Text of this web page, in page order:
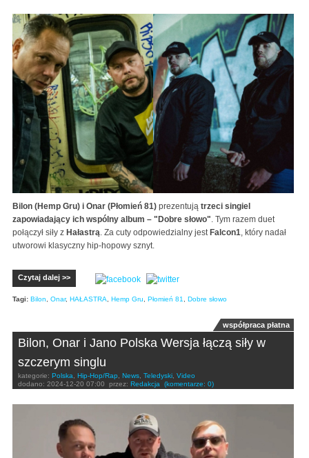
Bilon (Hemp Gru) i Onar (Płomień 81) prezentują trzeci singiel
zapowiadający ich wspólny album – "Dobre słowo" . Tym razem duet
połączył siły z Hałastrą . Za cuty odpowiedzialny jest Falcon1 , który nadał
utworowi klasyczny hip-hopowy sznyt.
Czytaj dalej >>
Tagi: Bilon Onar, HAŁASTRA Hemp Gru Płomień 81 Dobre słowo
współpraca płatna
Bilon, Onar i Jano Polska Wersja łączą siły w
szczerym singlu
kategorie: Polska Hip-Hop/Rap News Teledyski Video
dodano: 2024-12-20 07:00 przez: Redakcja (komentarze: 0)